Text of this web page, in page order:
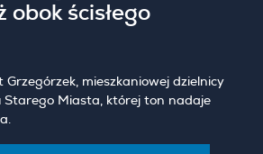
obok ścisłego
mieszkaniowej dzielnicy
Starego Miasta, której ton nadaje